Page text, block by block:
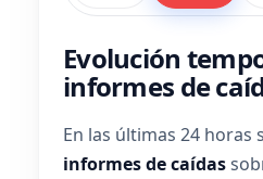
Evolución
informes de
En las últimas 24 horas
informes de caídas